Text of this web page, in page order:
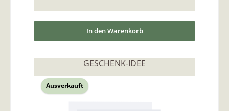
In den Warenkorb
Ausverkauft
GESCHENK-IDEE